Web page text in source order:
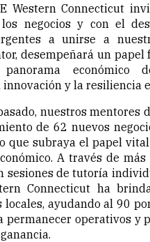
Western Connecticut
negocios y con el
a unirse a
desempeñará un
económico
y la resiliencia
nuestros mentores
de 62 nuevos
que subraya el papel
A través de
sesiones de tutoría
Connecticut ha
locales, ayudando al 90
permanecer operativos y